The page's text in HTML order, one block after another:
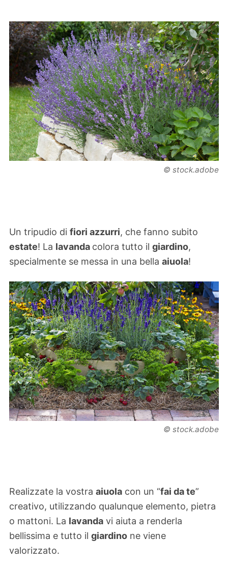
© stock.adobe
Un tripudio di fiori azzurri, che fanno subito
estate! La lavanda colora tutto il giardino,
specialmente se messa in una bella aiuola!
© stock.adobe
Realizzate la vostra aiuola con un “fai da te”
creativo, utilizzando qualunque elemento, pietra
o mattoni. La lavanda vi aiuta a renderla
bellissima e tutto il giardino ne viene
valorizzato.